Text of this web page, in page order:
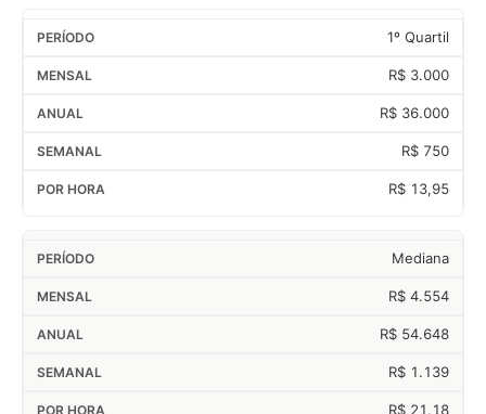
1º Quartil
R$ 3.000
R$ 36.000
R$ 750
R$ 13,95
Mediana
R$ 4.554
R$ 54.648
R$ 1.139
R$ 21,18